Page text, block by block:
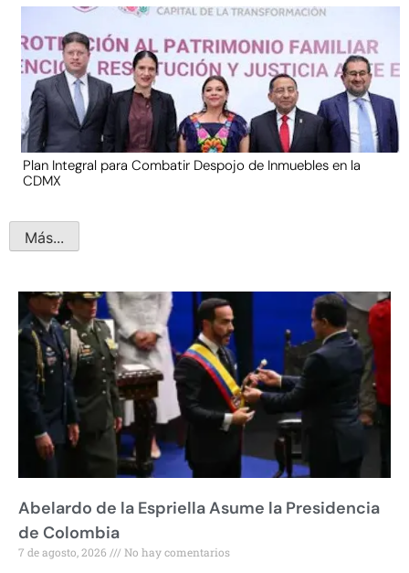
Plan Integral para Combatir Despojo de Inmuebles en la
CDMX
Más...
Abelardo de la Espriella Asume la Presidencia
de Colombia
7 de agosto, 2026 No hay comentarios